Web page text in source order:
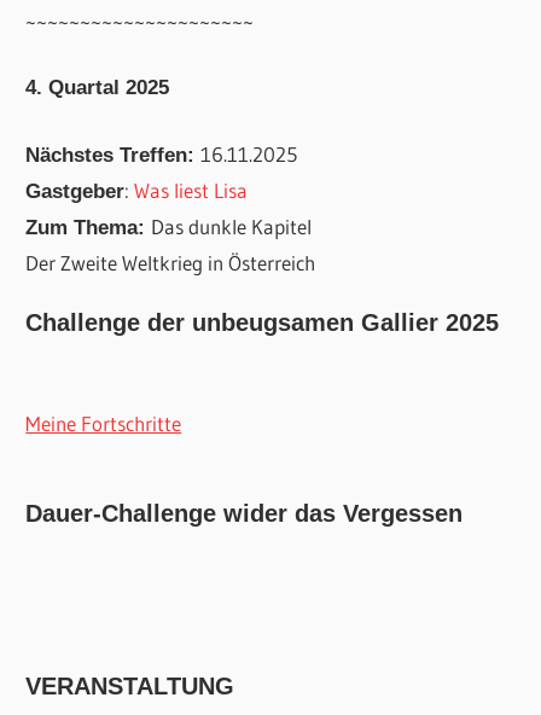
~~~~~~~~~~~~~~~~~~~~~
4. Quartal 2025
Nächstes Treffen:16.11.2025
Gastgeber:Was liest Lisa
Zum Thema: Das dunkle Kapitel
Der Zweite Weltkrieg in Österreich
Challenge der unbeugsamen Gallier 2025
Meine Fortschritte
Dauer-Challenge wider das Vergessen
VERANSTALTUNG